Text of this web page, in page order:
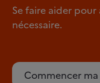
Se faire aider
nécessaire.
Commencer